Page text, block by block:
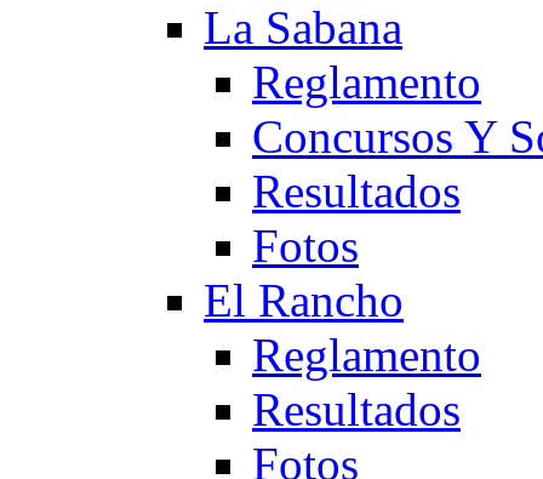
La Sabana
Reglamento
Concursos Y
Resultados
Fotos
El Rancho
Reglamento
Resultados
Fotos